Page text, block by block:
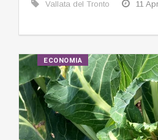
Vallata del Tronto 11
ECONOMIA